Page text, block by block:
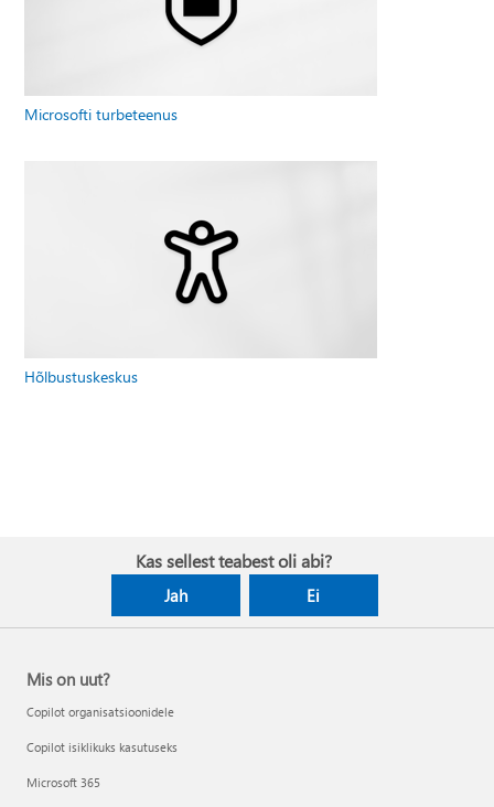
Microsofti turbeteenus
Hõlbustuskeskus
Kas sellest teabest oli abi?
Jah Ei
Mis on uut?
Copilot organisatsioonidele
Copilot isiklikuks kasutuseks
Microsoft 365